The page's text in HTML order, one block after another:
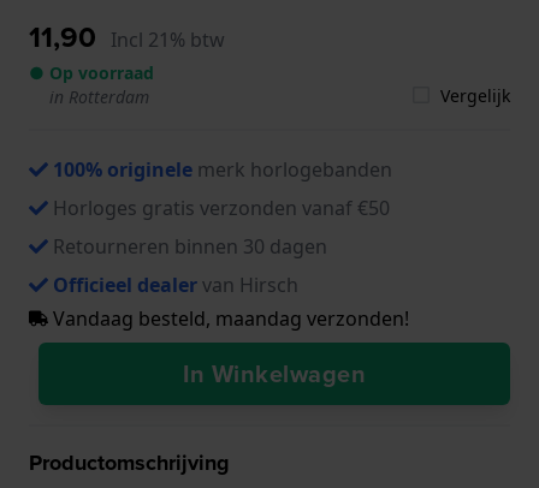
11,90 Incl 21% btw
● Op voorraad
in Rotterdam
Vergelijk
100% originele merk horlogebanden
Horloges gratis verzonden vanaf €50
Retourneren binnen 30 dagen
Officieel dealervan Hirsch
Vandaag besteld, maandag verzonden!
In Winkelwagen
Productomschrijving